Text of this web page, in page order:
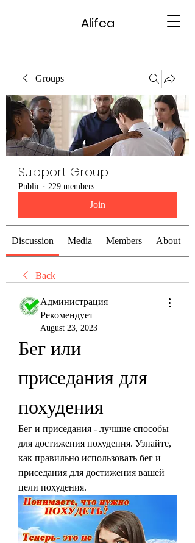
Alifea
Groups
Support Group
Public · 229 members
Join
Discussion Media Members About
Back
Администрация
Рекомендует
August 23, 2023
Бег или
приседания для
похудения
Бег и приседания - лучшие способы
для достижения похудения. Узнайте,
как правильно использовать бег и
приседания для достижения вашей
цели похудения.